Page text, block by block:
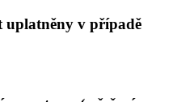
uplatněny v případě